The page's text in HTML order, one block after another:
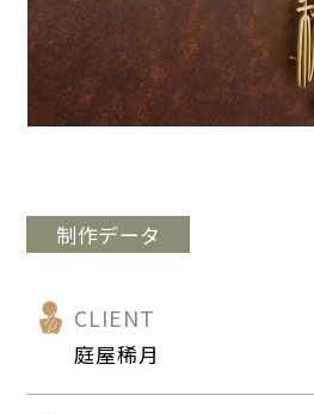
制作データ
CLIENT
庭屋稀月